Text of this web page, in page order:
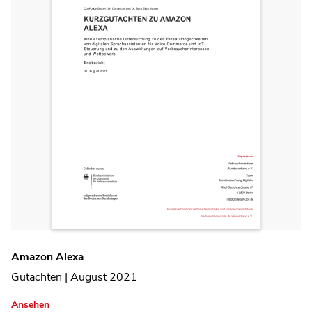
Amazon Alexa
Gutachten | August 2021
Ansehen